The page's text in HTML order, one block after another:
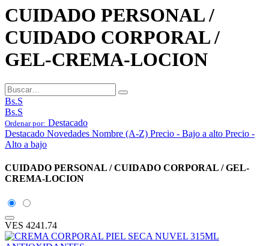
CUIDADO PERSONAL /
CUIDADO CORPORAL /
GEL-CREMA-LOCION
Bs.S
Bs.S
Ordenar por: Destacado
Destacado Novedades Nombre (A-Z) Precio - Bajo a alto Precio -
Alto a bajo
CUIDADO PERSONAL / CUIDADO CORPORAL / GEL-
CREMA-LOCION
VES 4241.74